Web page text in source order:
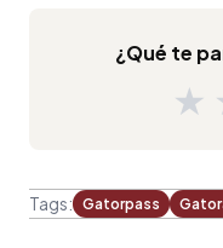
¿Qué te
★
Tags: Gatorpass